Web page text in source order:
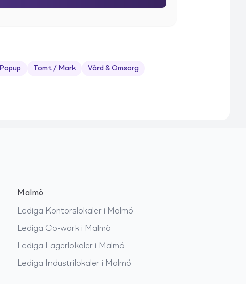
Popup Tomt / Mark Vård & Omsorg
Malmö
Lediga Kontorslokaler i Malmö
Lediga Co-work i Malmö
Lediga Lagerlokaler i Malmö
Lediga Industrilokaler i Malmö